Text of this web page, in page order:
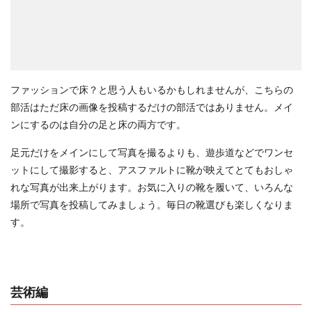
ファッションで床？と思う人もいるかもしれませんが、こちらの
部活はただ床の画像を投稿するだけの部活ではありません。メイ
ンにするのは自分の足と床の両方です。
足元だけをメインにして写真を撮るよりも、遊歩道などでワンセ
ットにして撮影すると、アスファルトに靴が映えてとてもおしゃ
れな写真が出来上がります。お気に入りの靴を履いて、いろんな
場所で写真を投稿してみましょう。毎日の靴選びも楽しくなりま
す。
芸術編